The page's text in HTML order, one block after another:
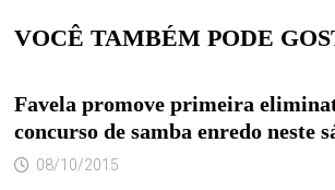
VOCÊ TAMBÉM PODE
Favela promove primeira
concurso de samba enredo neste
08/10/2015